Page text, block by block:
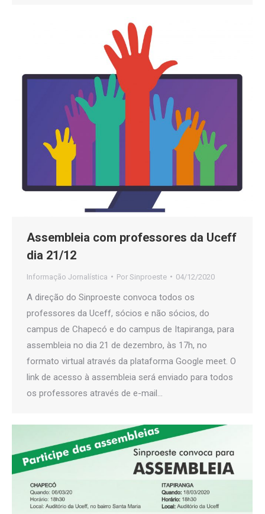
Assembleia com professores da Uceff
dia 21/12
Informação Jornalística Por Sinproeste 04/12/2020
A direção do Sinproeste convoca todos os
professores da Uceff, sócios e não sócios, do
campus de Chapecó e do campus de Itapiranga, para
assembleia no dia 21 de dezembro, às 17h, no
formato virtual através da plataforma Google meet. O
link de acesso à assembleia será enviado para todos
os professores através de e-mail…